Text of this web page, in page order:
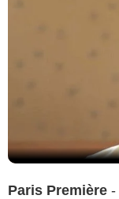
Paris Première -